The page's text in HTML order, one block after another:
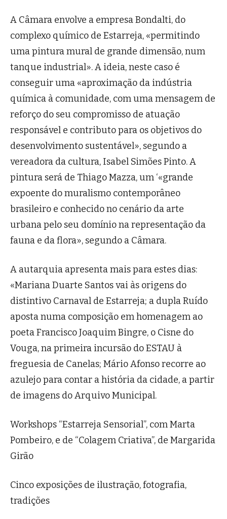
A Câmara envolve a empresa Bondalti, do
complexo químico de Estarreja, «permitindo
uma pintura mural de grande dimensão, num
tanque industrial». A ideia, neste caso é
conseguir uma «aproximação da indústria
química à comunidade, com uma mensagem de
reforço do seu compromisso de atuação
responsável e contributo para os objetivos do
desenvolvimento sustentável», segundo a
vereadora da cultura, Isabel Simões Pinto. A
pintura será de Thiago Mazza, um ‘«grande
expoente do muralismo contemporâneo
brasileiro e conhecido no cenário da arte
urbana pelo seu domínio na representação da
fauna e da flora», segundo a Câmara.
A autarquia apresenta mais para estes dias:
«Mariana Duarte Santos vai às origens do
distintivo Carnaval de Estarreja; a dupla Ruído
aposta numa composição em homenagem ao
poeta Francisco Joaquim Bingre, o Cisne do
Vouga, na primeira incursão do ESTAU à
freguesia de Canelas; Mário Afonso recorre ao
azulejo para contar a história da cidade, a partir
de imagens do Arquivo Municipal.
Workshops “Estarreja Sensorial”, com Marta
Pombeiro, e de “Colagem Criativa”, de Margarida
Girão
Cinco exposições de ilustração, fotografia,
tradições